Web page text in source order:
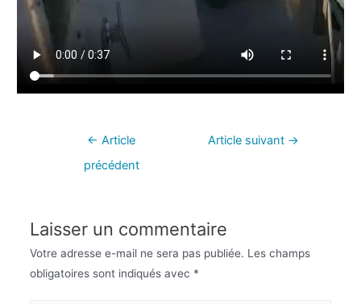
← Article
précédent
Article suivant →
Laisser un commentaire
Votre adresse e-mail ne sera pas publiée. Les champs
obligatoires sont indiqués avec *